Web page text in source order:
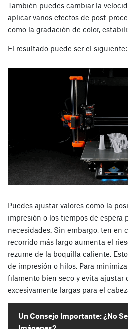
También puedes cambiar la
aplicar varios efectos de post-
como la gradación de color,
El resultado puede ser el siguiente:
Puedes ajustar valores como la
impresión o los tiempos de espera
necesidades. Sin embargo, ten en
recorrido más largo aumenta el
rezume de la boquilla caliente.
de impresión o hilos. Para
filamento bien seco y evita ajustar
excesivamente largas para el
Un Consejo Importante: ¿No